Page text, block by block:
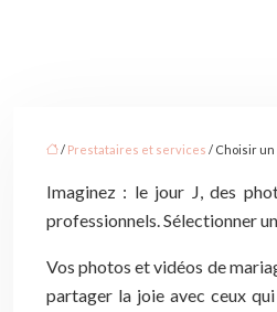
/ Prestataires et services / Choisir un
Imaginez : le jour J, des
professionnels. Sélectionner
Vos photos et vidéos de
partager la joie avec ceux